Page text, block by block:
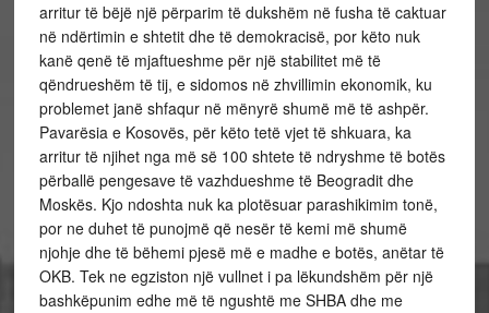
arritur të bëjë një përparim të dukshëm në fusha të caktuar
në ndërtimin e shtetit dhe të demokracisë, por këto nuk
kanë qenë të mjaftueshme për një stabilitet më të
qëndrueshëm të tij, e sidomos në zhvillimin ekonomik, ku
problemet janë shfaqur në mënyrë shumë më të ashpër.
Pavarësia e Kosovës, për këto tetë vjet të shkuara, ka
arritur të njihet nga më së 100 shtete të ndryshme të botës
përballë pengesave të vazhdueshme të Beogradit dhe
Moskës. Kjo ndoshta nuk ka plotësuar parashikimim tonë,
por ne duhet të punojmë që nesër të kemi më shumë
njohje dhe të bëhemi pjesë më e madhe e botës, anëtar të
OKB. Tek ne egziston një vullnet i pa lëkundshëm për një
bashkëpunim edhe më të ngushtë me SHBA dhe me